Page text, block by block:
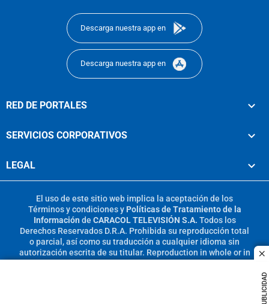
PUBLICIDAD
Descarga nuestra app en
Descarga nuestra app en
RED DE PORTALES
SERVICIOS CORPORATIVOS
LEGAL
El uso de este sitio web implica la aceptación de los
Términos y condicionesy Políticas de Tratamiento de la
Información de CARACOL TELEVISIÓN S.A. Todos los
Derechos Reservados D.R.A. Prohibida su reproducción total
o parcial, así como su traducción a cualquier idioma sin
autorización escrita de su titular. Reproduction in whole or in